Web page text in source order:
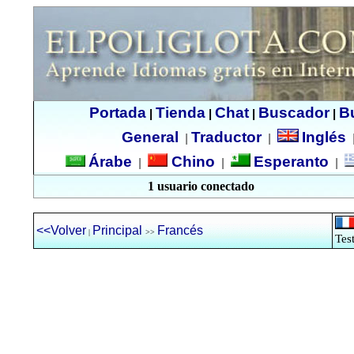
Portada| Tienda| Chat| Buscador|
General
Traductor| Inglés
Árabe Chino Esperanto
1 usuario conectado
<<Volver | Principal >> Francés